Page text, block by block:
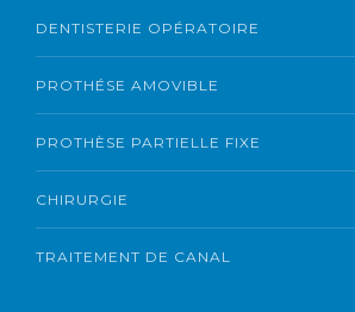
DENTISTERIE OPÉRATOIRE
PROTHÉSE AMOVIBLE
PROTHÈSE PARTIELLE FIXE
CHIRURGIE
TRAITEMENT DE CANAL